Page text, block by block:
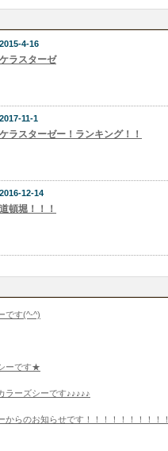
2015-4-16
ケラスターゼ
2017-11-1
ケラスターゼー！ランキング！！
2016-12-14
道頓堀！！！
です(^-^)
ーです★
ラーズシーです♪♪♪♪♪
からのお知らせです！！！！！！！！！！